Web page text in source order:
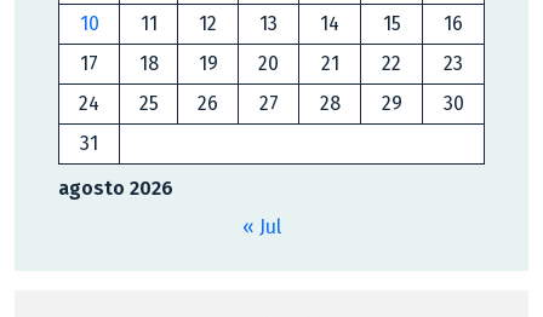
agosto 2026
10
11 12 13 14 15
16
17
18 19 20 21 22
23
24
25 26 27 28 29
30
31
« Jul